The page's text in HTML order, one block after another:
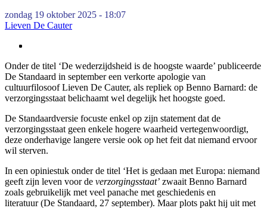
zondag 19 oktober 2025 - 18:07
Lieven De Cauter
Onder de titel ‘De wederzijdsheid is de hoogste waarde’ publiceerde
De Standaard in september een verkorte apologie van
cultuurfilosoof Lieven De Cauter, als repliek op Benno Barnard: de
verzorgingsstaat belichaamt wel degelijk het hoogste goed.
De Standaardversie focuste enkel op zijn statement dat de
verzorgingsstaat geen enkele hogere waarheid vertegenwoordigt,
deze onderhavige langere versie ook op het feit dat niemand ervoor
wil sterven.
In een opiniestuk onder de titel ‘Het is gedaan met Europa: niemand
geeft zijn leven voor de verzorgingsstaat’ zwaait Benno Barnard
zoals gebruikelijk met veel panache met geschiedenis en
literatuur (De Standaard, 27 september). Maar plots pakt hij uit met